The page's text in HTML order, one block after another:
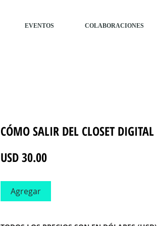
EVENTOS COLABORACIONES
CÓMO SALIR DEL CLOSET DIGITAL
USD 30.00Precio
Agregar